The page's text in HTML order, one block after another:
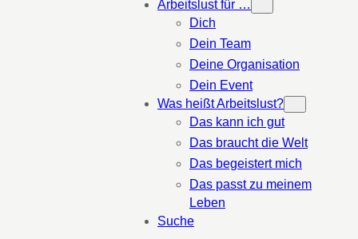
Arbeitslust für …
Dich
Dein Team
Deine Organisation
Dein Event
Was heißt Arbeitslust?
Das kann ich gut
Das braucht die Welt
Das begeistert mich
Das passt zu meinem
Leben
Suche